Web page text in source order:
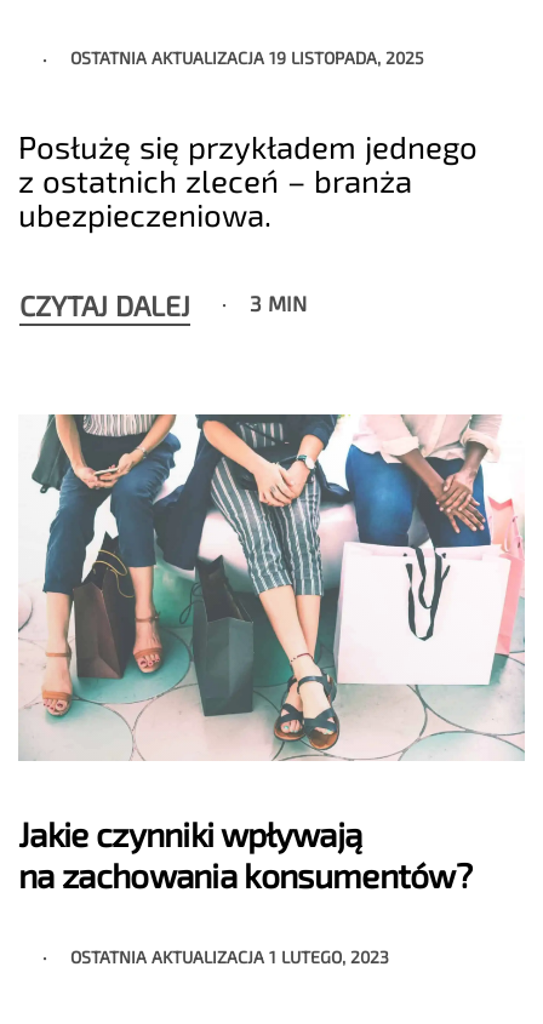
OSTATNIA AKTUALIZACJA19 LISTOPADA, 2025
Posłużę się przykładem jednego
z ostatnich zleceń – branża
ubezpieczeniowa.
CZYTAJ DALEJ 3 MIN
Jakie czynniki wpływają
na zachowania konsumentów?
OSTATNIA AKTUALIZACJA1 LUTEGO, 2023